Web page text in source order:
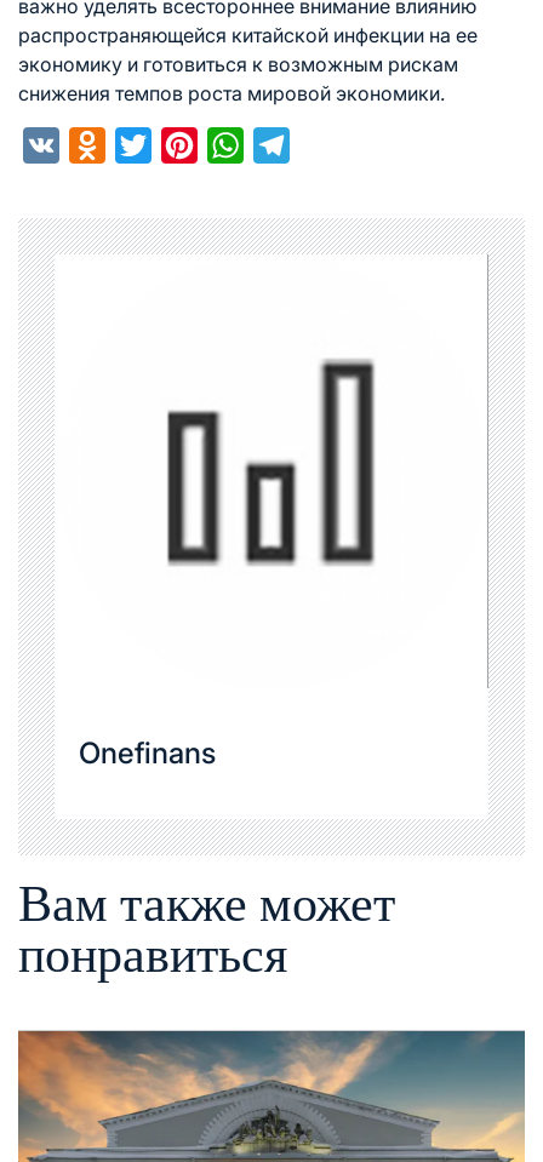
важно уделять всестороннее внимание влиянию
распространяющейся китайской инфекции на ее
экономику и готовиться к возможным рискам
снижения темпов роста мировой экономики.
VK Odnoklassniki
TwitterPinterestWhatsApp
Onefinans
Вам также может
понравиться